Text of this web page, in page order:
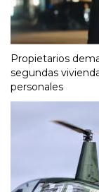
Propietarios
segundas
personales